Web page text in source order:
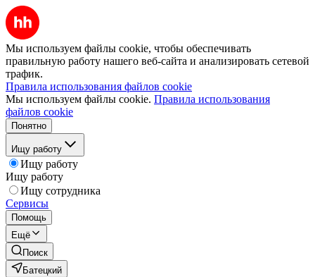
Мы используем файлы cookie, чтобы обеспечивать
правильную работу нашего веб-сайта и анализировать сетевой
трафик.
Правила использования файлов cookie
Мы используем файлы cookie. Правила использования
файлов cookie
Понятно
Ищу работу
Ищу работу
Ищу работу
Ищу сотрудника
Сервисы
Помощь
Ещё
Поиск
Батецкий